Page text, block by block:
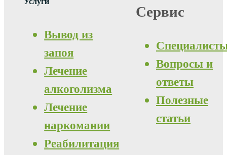
Вывод из
запоя
Лечение
алкоголизма
Лечение
наркомании
Реабилитация
Сервис
Вопросы и
ответы
Полезные
статьи